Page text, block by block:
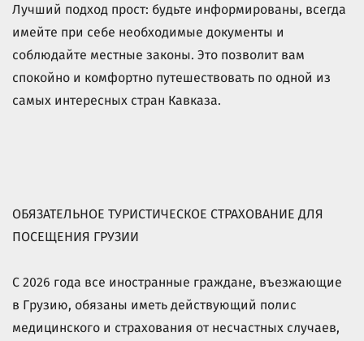
Лучший подход прост: будьте информированы, всегда
имейте при себе необходимые документы и
соблюдайте местные законы. Это позволит вам
спокойно и комфортно путешествовать по одной из
самых интересных стран Кавказа.
ОБЯЗАТЕЛЬНОЕ ТУРИСТИЧЕСКОЕ СТРАХОВАНИЕ ДЛЯ
ПОСЕЩЕНИЯ ГРУЗИИ
С 2026 года все иностранные граждане, въезжающие
в Грузию, обязаны иметь действующий полис
медицинского и страхования от несчастных случаев,